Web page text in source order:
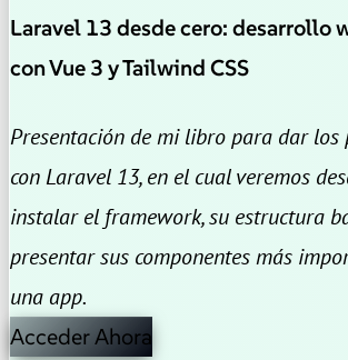
Laravel 13 desde cero: desarrollo
con Vue 3 y Tailwind CSS
Presentación de mi libro para dar los
con Laravel 13, en el cual veremos
instalar el framework, su estructura
presentar sus componentes más
una app.
Acceder Ahora